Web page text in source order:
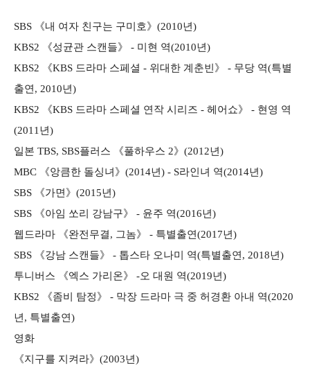
SBS 《내 여자 친구는 구미호》(2010년)
KBS2 《성균관 스캔들》 - 미현 역(2010년)
KBS2 《KBS 드라마 스페셜 - 위대한 계춘빈》 - 무당 역(특별
출연, 2010년)
KBS2 《KBS 드라마 스페셜 연작 시리즈 - 헤어쇼》 - 현영 역
(2011년)
일본 TBS, SBS플러스 《풀하우스 2》(2012년)
MBC 《앙큼한 돌싱녀》(2014년) - S라인녀 역(2014년)
SBS 《가면》(2015년)
SBS 《아임 쏘리 강남구》 - 윤주 역(2016년)
웹드라마 《완전무결, 그놈》 - 특별출연(2017년)
SBS 《강남 스캔들》 - 톱스타 오나미 역(특별출연, 2018년)
투니버스 《엑스 가리온》 -오 대원 역(2019년)
KBS2 《좀비 탐정》 - 막장 드라마 극 중 허경환 아내 역(2020
년, 특별출연)
영화
《지구를 지켜라》(2003년)